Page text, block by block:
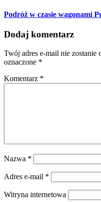
Podróż w czasie wagonami
Dodaj komentarz
Twój adres e-mail nie zostanie
oznaczone *
Komentarz *
Nazwa *
Adres e-mail *
Witryna internetowa